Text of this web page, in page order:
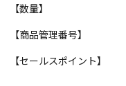
【数量】
【商品管理番号】
【セールスポイント】